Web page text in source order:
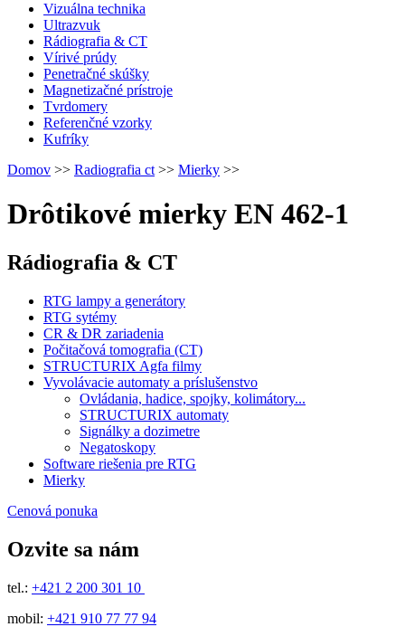
Vizuálna technika
Ultrazvuk
Rádiografia & CT
Vírivé prúdy
Penetračné skúšky
Magnetizačné prístroje
Tvrdomery
Referenčné vzorky
Kufríky
Domov >> Radiografia ct >> Mierky >>
Drôtikové mierky EN 462-1
Rádiografia & CT
RTG lampy a generátory
RTG sytémy
CR & DR zariadenia
Počitačová tomografia (CT)
STRUCTURIX Agfa filmy
Vyvolávacie automaty a príslušenstvo
Ovládania, hadice, spojky, kolimátory...
STRUCTURIX automaty
Signálky a dozimetre
Negatoskopy
Software riešenia pre RTG
Mierky
Cenová ponuka
Ozvite sa nám
tel.: +421 2 200 301 10
mobil: +421 910 77 77 94